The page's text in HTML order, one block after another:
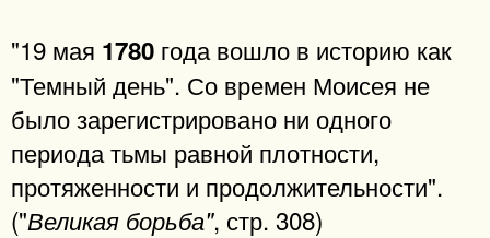
"19 мая 1780 года вошло в историю как
"Темный день". Со времен Моисея не
было зарегистрировано ни одного
периода тьмы равной плотности,
протяженности и продолжительности".
("Великая борьба", стр. 308)